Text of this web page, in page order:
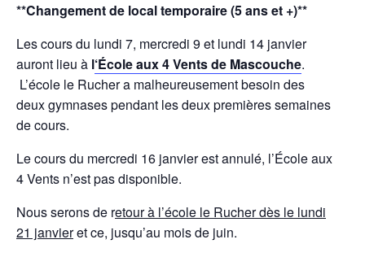
**Changement de local temporaire (5 ans et +)**
Les cours du lundi 7, mercredi 9 et lundi 14 janvier
auront lieu à l‘École aux 4 Vents de Mascouche.
L’école le Rucher a malheureusement besoin des
deux gymnases pendant les deux premières semaines
de cours.
Le cours du mercredi 16 janvier est annulé, l’École aux
4 Vents n’est pas disponible.
Nous serons de retour à l’école le Rucher dès le lundi
21 janvieret ce, jusqu’au mois de juin.